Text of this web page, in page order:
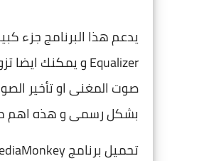
يدعم هذا البرنامج جزء
صوت المغنى او تأخير
بشكل رسمى و هذه اهم
تحميل برنامج MediaMonkey